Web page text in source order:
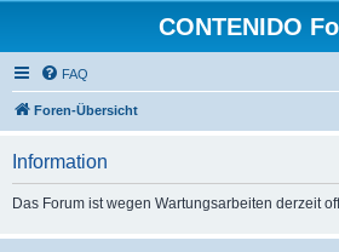
CONTENIDO
FAQ
Foren-Übersicht
Information
Das Forum ist wegen Wartungsarbeiten derzeit